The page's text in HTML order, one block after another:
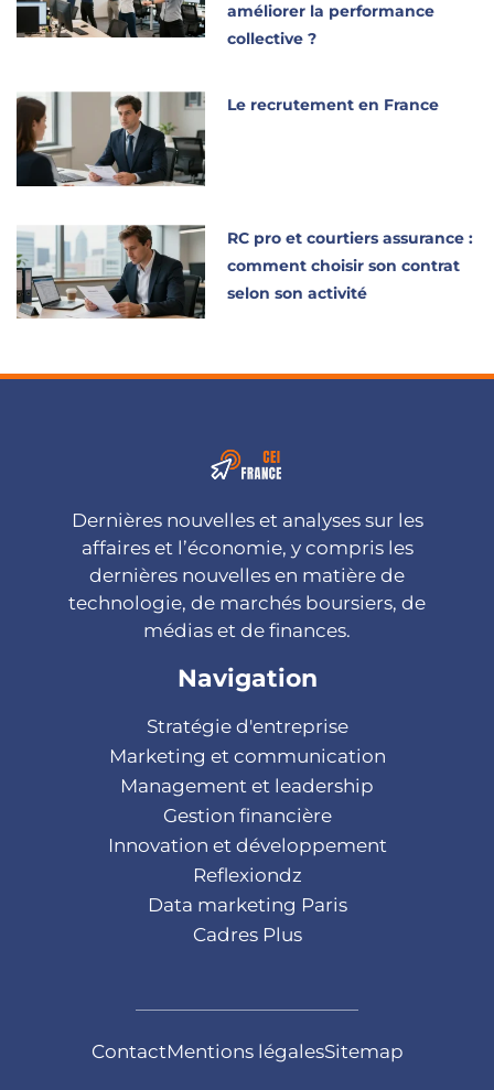
améliorer la performance
collective ?
Le recrutement en France
RC pro et courtiers assurance :
comment choisir son contrat
selon son activité
Dernières nouvelles et analyses sur les
affaires et l’économie, y compris les
dernières nouvelles en matière de
technologie, de marchés boursiers, de
médias et de finances.
Navigation
Stratégie d'entreprise
Marketing et communication
Management et leadership
Gestion financière
Innovation et développement
Reflexiondz
Data marketing Paris
Cadres Plus
ContactMentions légalesSitemap